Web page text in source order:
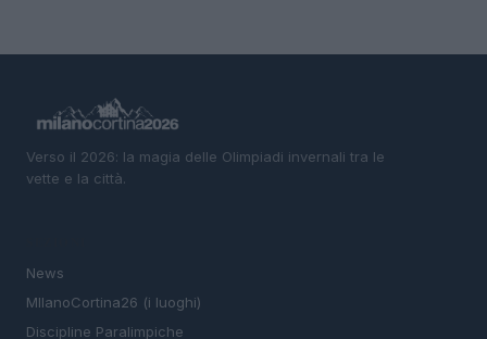
Verso il 2026: la magia delle Olimpiadi invernali tra le
vette e la città.
News
MIlanoCortina26 (i luoghi)
Discipline Paralimpiche